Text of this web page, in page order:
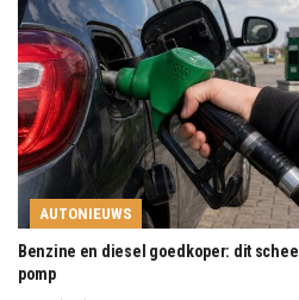
AUTONIEUWS
Benzine en diesel goedkoper: dit
pomp